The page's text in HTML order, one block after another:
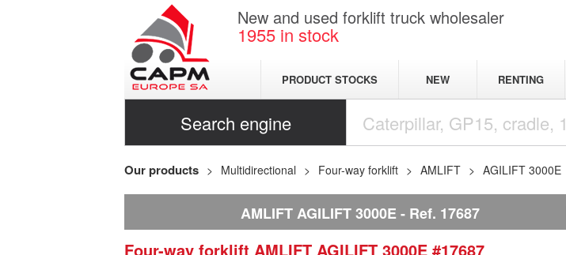
New and used forklift truck wholesaler
1955 in stock
PRODUCT STOCKS NEW RENTING
Search engine
Our products Multidirectional Four-way forklift AMLIFT AGILIFT 3000E
AMLIFT AGILIFT 3000E Ref. 17687
Four-way forklift AMLIFT AGILIFT 3000E #17687